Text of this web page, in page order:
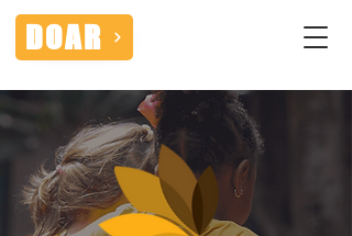
DOAR